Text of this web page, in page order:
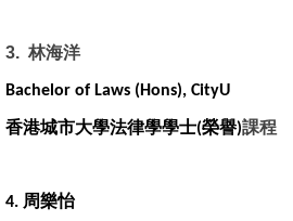
3. 林海洋
Bachelor of Laws (Hons), CityU
香港城市大學法律學學士(榮譽)課程
4. 周樂怡